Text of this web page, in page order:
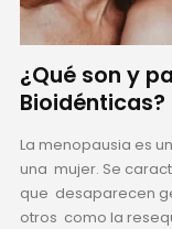
¿Qué son y
Bioidénticas?
La menopausia es
una mujer. Se
que desaparecen
otros como la